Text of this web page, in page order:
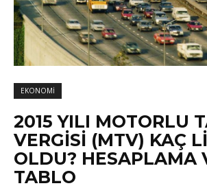
EKONOMI
2015 YILI MOTORLU
VERGISI (MTV) KAÇ
OLDU? HESAPLAMA
TABLO